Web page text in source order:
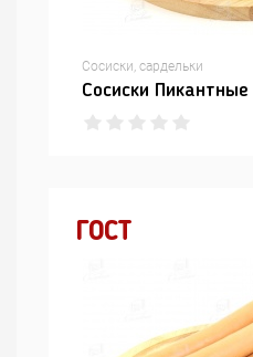
Сосиски, сардельки
Сосиски Пикантные
ГОСТ